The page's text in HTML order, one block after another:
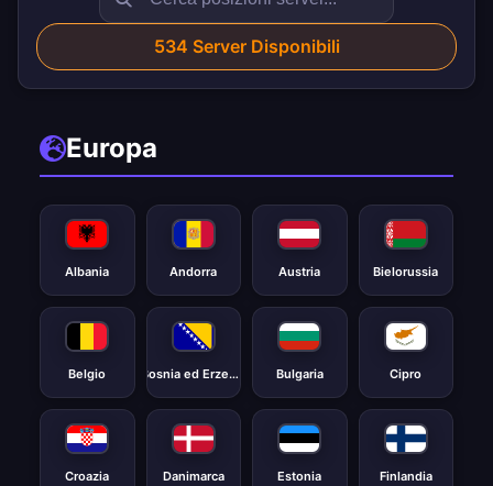
534 Server Disponibili
Europa
Albania Andorra Austria Bielorussia
Belgio Bosnia ed Erzegovina Bulgaria Cipro
Croazia Danimarca Estonia Finlandia